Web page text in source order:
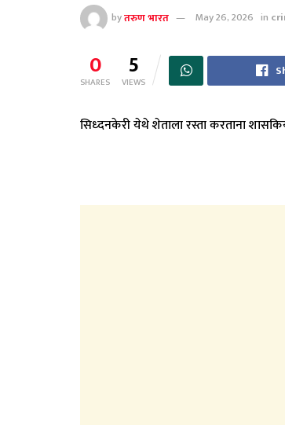
byतरुण भारत May 26, 2026 in
0
SHARES 5
VIEWS
सिध्दनकेरी येथे शेताला रस्ता करताना